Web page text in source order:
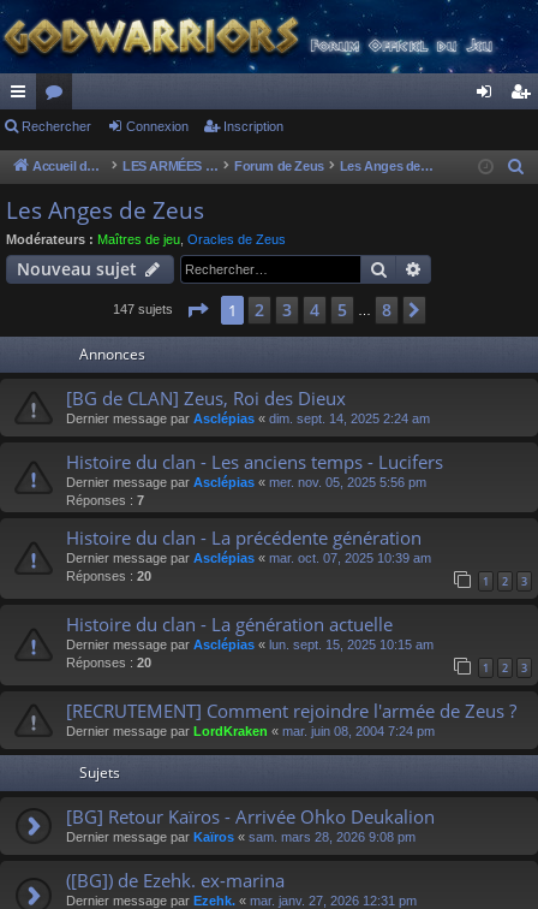
ac
co
ur
ci
or
u
m
s
ne cri
Rechercher Connexion Inscription
Accueil du forum LES ARMÉES DIVINES - FORUMS DE CLAN Forum de Zeus Les Anges de Zeus
e
Les Anges de Zeus
Modérateurs : Maîtres de jeu Oracles de Zeus
Nouveau sujet Rechercher
147 sujets Page 1sur
1 2 3 4 5 8
Annonces
[BG de CLAN] Zeus, Roi des Dieux
Dernier message par Asclépias « dim. sept. 14, 2025 2:24 am
Histoire du clan - Les anciens temps - Lucifers
Dernier message par Asclépias « mer. nov. 05, 2025 5:56 pm
Réponses : 7
Histoire du clan - La précédente génération
Dernier message par Asclépias « mar. oct. 07, 2025 10:39 am
Réponses : 20 1 2 3
Histoire du clan - La génération actuelle
Dernier message par Asclépias « lun. sept. 15, 2025 10:15 am
Réponses : 20 1 2 3
[RECRUTEMENT] Comment rejoindre l'armée de Zeus ?
Dernier message par LordKraken « mar. juin 08, 2004 7:24 pm
Sujets
[BG] Retour Kaïros - Arrivée Ohko Deukalion
Dernier message par Kaïros « sam. mars 28, 2026 9:08 pm
([BG]) de Ezehk. ex-marina
Dernier message par Ezehk. « mar. janv. 27, 2026 12:31 pm